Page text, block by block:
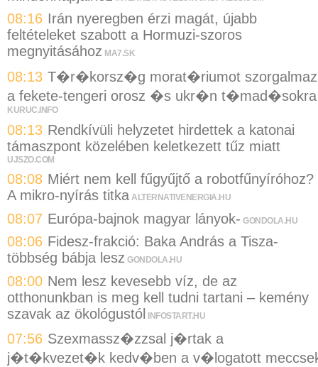
08:16 Irán nyeregben érzi magát, újabb
feltételeket szabott a Hormuzi-szoros
megnyitásához MA7.SK
08:13 T�r�korsz�g morat�riumot szorgalmaz
a fekete-tengeri orosz �s ukr�n t�mad�sokra
KURUC.INFO
08:13 Rendkívüli helyzetet hirdettek a katonai
támaszpont közelében keletkezett tűz miatt
UJSZO.COM
08:08 Miért nem kell fűgyűjtő a robotfűnyíróhoz?
A mikro-nyírás titka ALTERNATIVENERGIA.HU
08:07 Európa-bajnok magyar lányok- GONDOLA.HU
08:06 Fidesz-frakció: Baka András a Tisza-
többség bábja lesz GONDOLA.HU
08:00 Nem lesz kevesebb víz, de az
otthonunkban is meg kell tudni tartani – kemény
szavak az ökológustól INFOSTART.HU
07:56 Szexmassz�zzsal j�rtak a
j�t�kvezet�k kedv�ben a v�logatott